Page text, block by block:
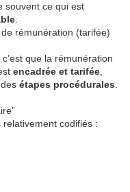
souvent ce qui est
rémunération (tarifée)
que la rémunération
encadrée et tarifée
étapes procédurales
relativement codifiés :